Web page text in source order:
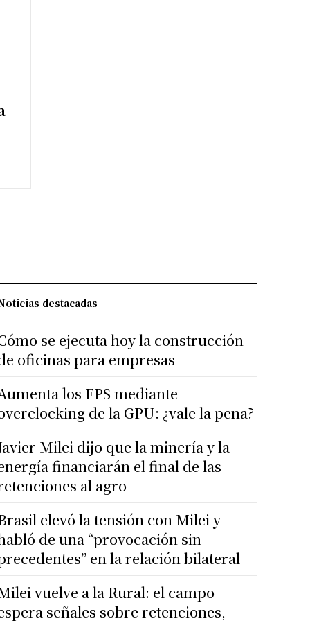
destacadas
se ejecuta hoy la construcción
oficinas para empresas
los FPS mediante
de la GPU: ¿vale la pena?
Milei dijo que la minería y la
financiarán el final de las
al agro
elevó la tensión con Milei y
de una “provocación sin
en la relación bilateral
vuelve a la Rural: el campo
señales sobre retenciones,